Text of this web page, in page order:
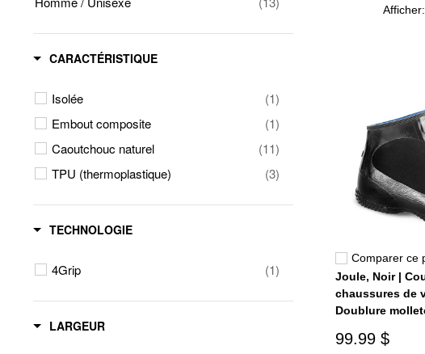
CARACTÉRISTIQUE
Isolée
(1)
Embout composite
(1)
Caoutchouc naturel
(11)
TPU (thermoplastique)
(3)
TECHNOLOGIE
4Grip (1)
LARGEUR
Comparer ce
Joule, Noir |
chaussures de
Doublure
99.99 $